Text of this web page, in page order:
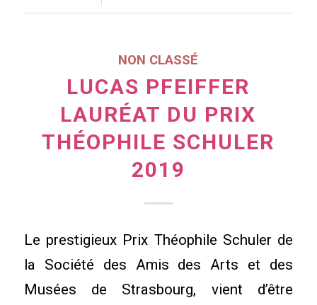
NON CLASSÉ
LUCAS PFEIFFER
LAURÉAT DU PRIX
THÉOPHILE SCHULER
2019
Le prestigieux Prix Théophile Schuler de
la Société des Amis des Arts et des
Musées de Strasbourg, vient d’être